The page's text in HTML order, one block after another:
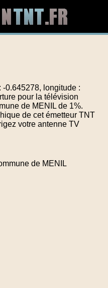
-0.645278, longitude :
pour la télévision
de MENIL de 1%.
de cet émetteur TNT
votre antenne TV
de MENIL